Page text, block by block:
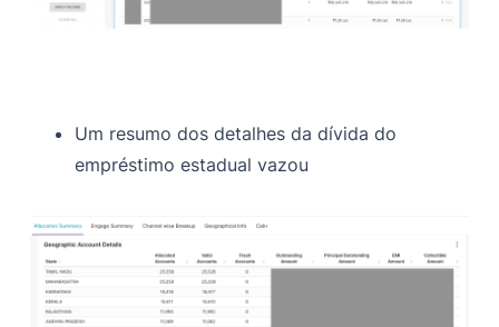
Um resumo dos detalhes da dívida do
empréstimo estadual vazou